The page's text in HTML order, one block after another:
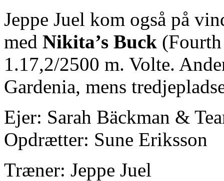
Jeppe Juel kom også på
med Nikita’s Buck
1.17,2/2500 m. Volte.
Gardenia, mens
Ejer: Sarah Bäckman &
Opdrætter: Sune Eriksson
Træner: Jeppe Juel